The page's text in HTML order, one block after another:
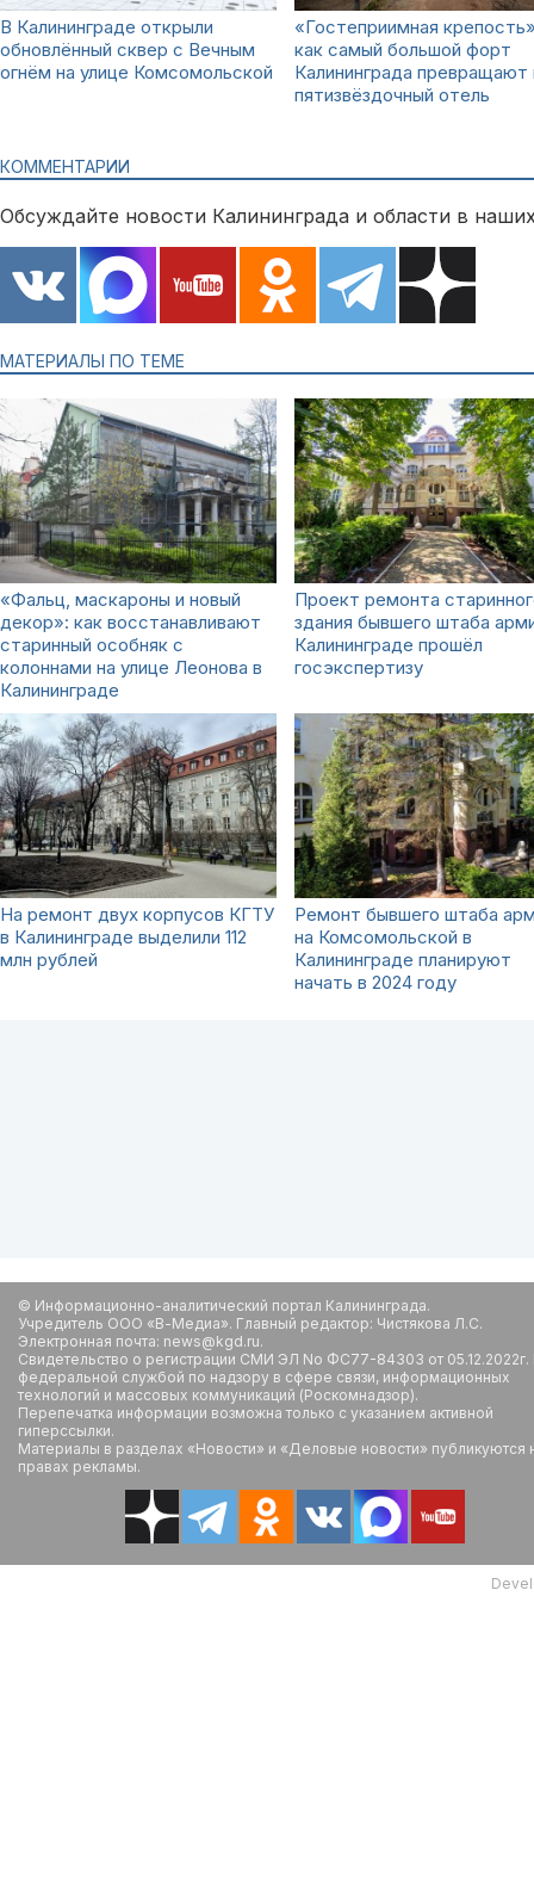
В Калининграде открыли
обновлённый сквер с Вечным
огнём на улице Комсомольской
«Гостеприимная
как самый большой форт
Калининграда превращают
пятизвёздочный отель
КОММЕНТАРИИ
Обсуждайте новости Калининграда и области в
МАТЕРИАЛЫ ПО ТЕМЕ
«Фальц, маскароны и новый
декор»: как восстанавливают
старинный особняк с
колоннами на улице Леонова в
Калининграде
Проект ремонта
здания бывшего штаба
Калининграде прошёл
госэкспертизу
На ремонт двух корпусов КГТУ
в Калининграде выделили 112
млн рублей
Ремонт бывшего штаба
на Комсомольской в
Калининграде планируют
начать в 2024 году
© Информационно-аналитический портал Калининграда.
Учредитель ООО «В-Медиа». Главный редактор: Чистякова Л.С.
Электронная почта: news@kgd.ru.
Свидетельство о регистрации СМИ ЭЛ No ФС77-84303 от
федеральной службой по надзору в сфере связи, информационных
технологий и массовых коммуникаций (Роскомнадзор).
Перепечатка информации возможна только с указанием активной
гиперссылки.
Материалы в разделах «Новости» и «Деловые новости» публикуются
правах рекламы.